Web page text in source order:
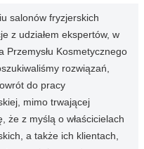
salonów fryzjerskich
z udziałem ekspertów, w
Przemysłu Kosmetycznego
rozwiązań,
do pracy
mimo trwającej
że z myślą o właścicielach
a także ich klientach,